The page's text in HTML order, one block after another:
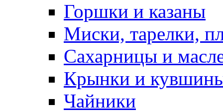
Горшки и казаны
Миски, тарелки,
Сахарницы и
Крынки и
Чайники